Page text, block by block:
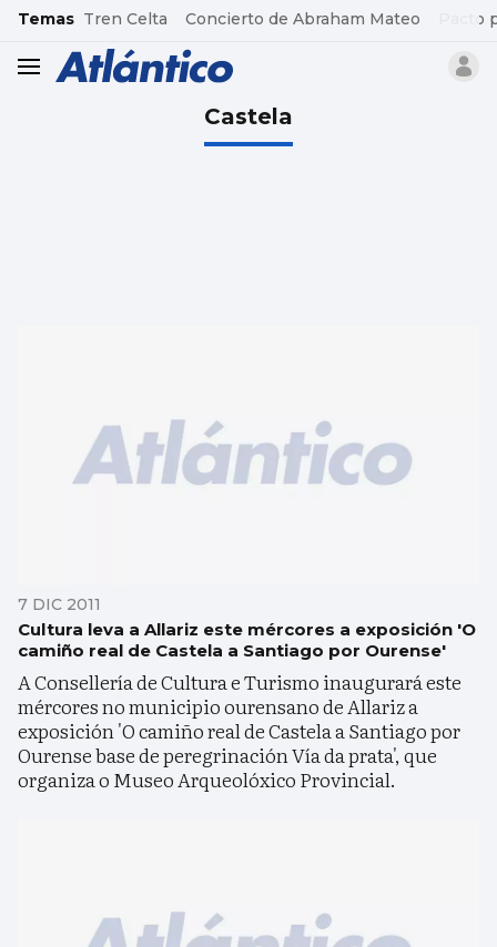
common.go-to-content
Temas Tren Celta Concierto de Abraham Mateo Pacto
header.menu.open
Castela
7 DIC 2011
Cultura leva a Allariz este mércores a exposición 'O
camiño real de Castela a Santiago por Ourense'
A Consellería de Cultura e Turismo inaugurará este
mércores no municipio ourensano de Allariz a
exposición 'O camiño real de Castela a Santiago por
Ourense base de peregrinación Vía da prata', que
organiza o Museo Arqueolóxico Provincial.